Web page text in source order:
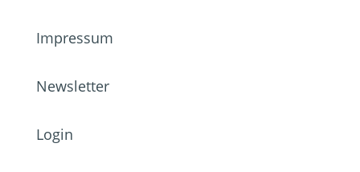
Impressum
Newsletter
Login